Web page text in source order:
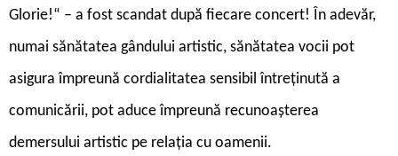
Glorie!“ – a fost scandat după fiecare concert! În adevăr,
numai sănătatea gândului artistic, sănătatea vocii pot
asigura împreună cordialitatea sensibil întreținută a
comunicării, pot aduce împreună recunoașterea
demersului artistic pe relația cu oamenii.